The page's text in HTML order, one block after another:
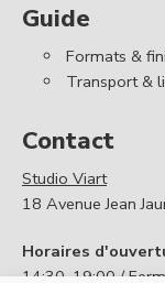
Guide
Formats &
Transport &
Contact
Studio Viart
18 Avenue Jean
Horaires
14:30–19:00 /